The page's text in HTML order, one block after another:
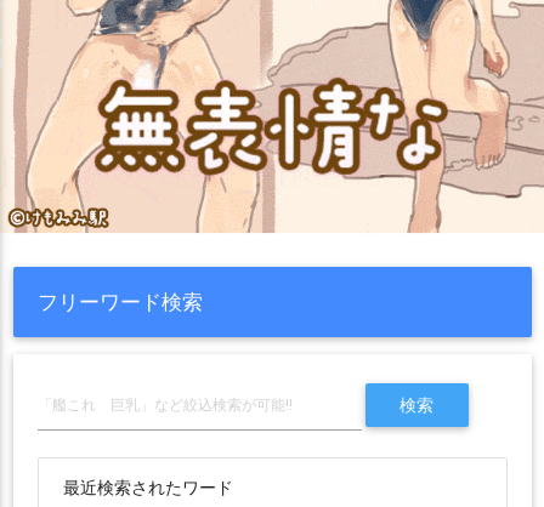
フリーワード検索
最近検索されたワード